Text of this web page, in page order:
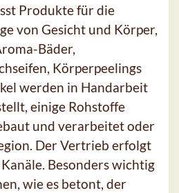
Produkte für die
von Gesicht und Körper,
Bäder,
Körperpeelings
werden in Handarbeit
einige Rohstoffe
und verarbeitet oder
Der Vertrieb erfolgt
Besonders wichtig
wie es betont, der